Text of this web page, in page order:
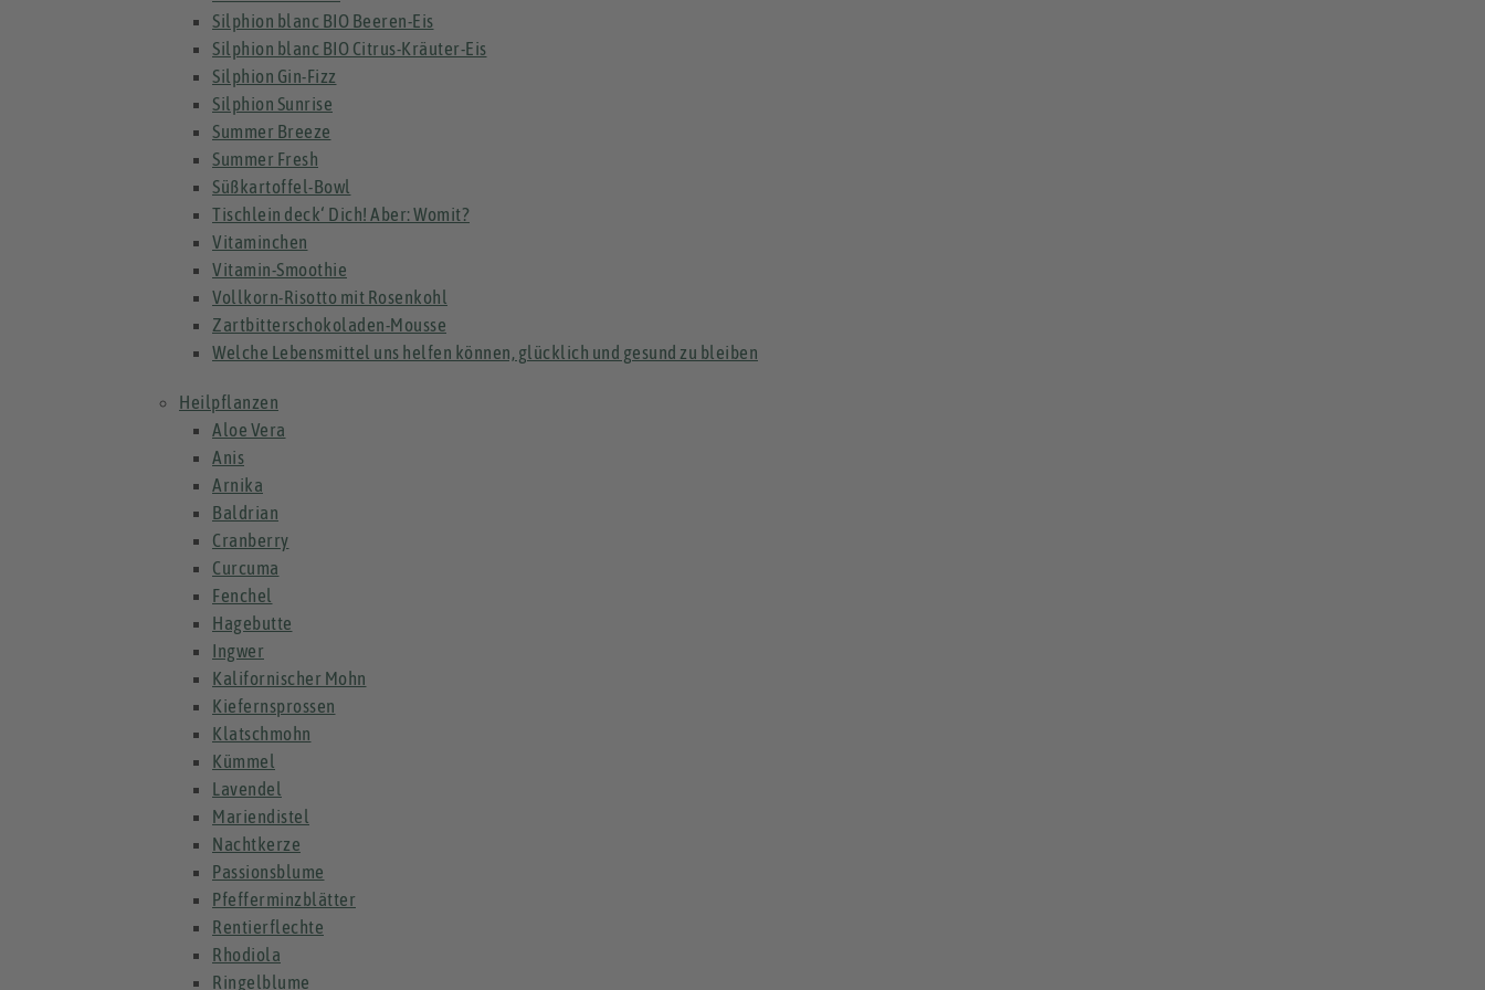
Silphion blanc BIO Beeren-Eis
Silphion blanc BIO Citrus-Kräuter-Eis
Silphion Gin-Fizz
Silphion Sunrise
Summer Breeze
Summer Fresh
Süßkartoffel-Bowl
Tischlein deck‘ Dich! Aber: Womit?
Vitaminchen
Vitamin-Smoothie
Vollkorn-Risotto mit Rosenkohl
Zartbitterschokoladen-Mousse
Welche Lebensmittel uns helfen können, glücklich und gesund zu bleiben
Heilpflanzen
Aloe Vera
Anis
Arnika
Baldrian
Cranberry
Curcuma
Fenchel
Hagebutte
Ingwer
Kalifornischer Mohn
Kiefernsprossen
Klatschmohn
Kümmel
Lavendel
Mariendistel
Nachtkerze
Passionsblume
Pfefferminzblätter
Rentierflechte
Rhodiola
Ringelblume